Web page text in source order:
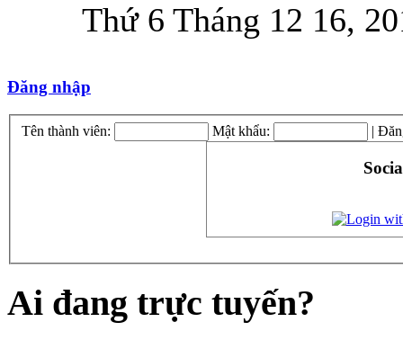
Thứ 6 Tháng 12 16,
Đăng nhập
Tên thành viên: Mật khẩu: |
Ai đang trực tuyến?